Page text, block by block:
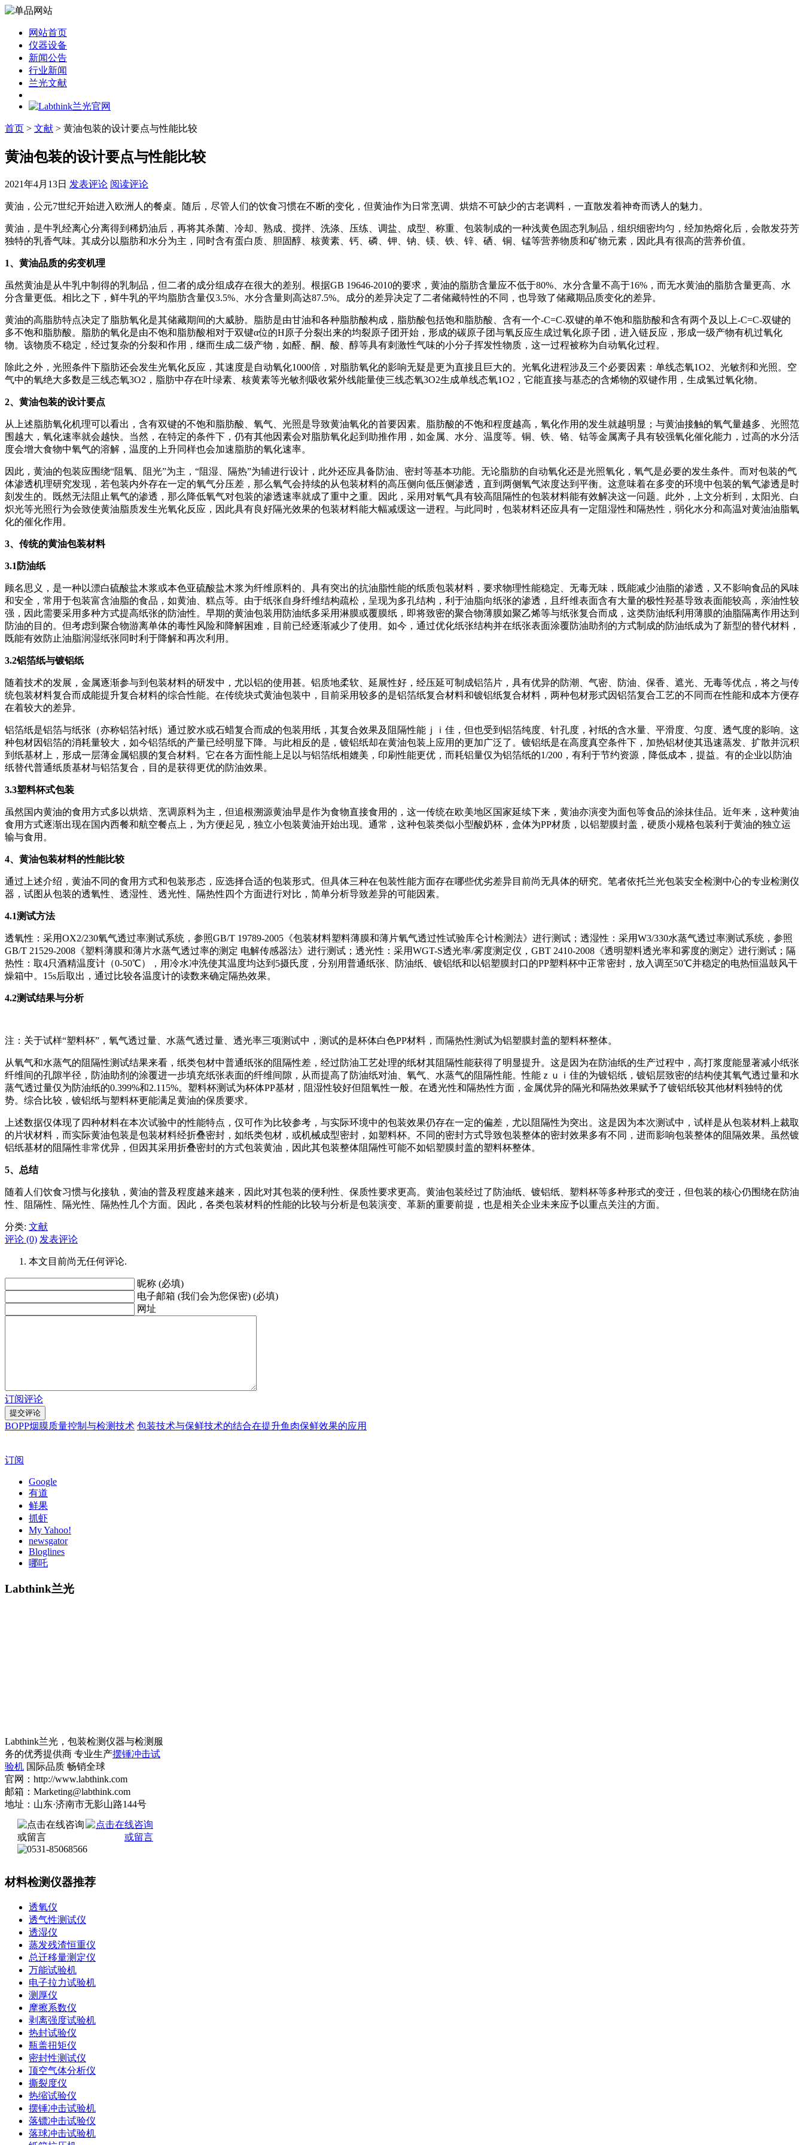
网站首页
仪器设备
新闻公告
行业新闻
兰光文献
首页 > 文献 > 黄油包装的设计要点与性能比较
黄油包装的设计要点与性能比较
2021年4月13日 发表评论 阅读评论
黄油，公元7世纪开始进入欧洲人的餐桌。随后，尽管人们的饮食习惯在不断的变化，但黄油作为日常烹调、烘焙不可缺少的古老调料，一直散发着神奇而诱人的魅力。
黄油，是牛乳经离心分离得到稀奶油后，再将其杀菌、冷却、熟成、搅拌、洗涤、压练、调盐、成型、称重、包装制成的一种浅黄色固态乳制品，组织细密均匀，经加热熔化后，会散发芬芳
独特的乳香气味。其成分以脂肪和水分为主，同时含有蛋白质、胆固醇、核黄素、钙、磷、钾、钠、镁、铁、锌、硒、铜、锰等营养物质和矿物元素，因此具有很高的营养价值。
1、黄油品质的劣变机理
虽然黄油是从牛乳中制得的乳制品，但二者的成分组成存在很大的差别。根据GB 19646-2010的要求，黄油的脂肪含量应不低于80%、水分含量不高于16%，而无水黄油的脂肪含量更高、水
分含量更低。相比之下，鲜牛乳的平均脂肪含量仅3.5%、水分含量则高达87.5%。成分的差异决定了二者储藏特性的不同，也导致了储藏期品质变化的差异。
黄油的高脂肪特点决定了脂肪氧化是其储藏期间的大威胁。脂肪是由甘油和各种脂肪酸构成，脂肪酸包括饱和脂肪酸、含有一个-C=C-双键的单不饱和脂肪酸和含有两个及以上-C=C-双键的
多不饱和脂肪酸。脂肪的氧化是由不饱和脂肪酸相对于双键α位的H原子分裂出来的均裂原子团开始，形成的碳原子团与氧反应生成过氧化原子团，进入链反应，形成一级产物有机过氧化
物。该物质不稳定，经过复杂的分裂和作用，继而生成二级产物，如醛、酮、酸、醇等具有刺激性气味的小分子挥发性物质，这一过程被称为自动氧化过程。
除此之外，光照条件下脂肪还会发生光氧化反应，其速度是自动氧化1000倍，对脂肪氧化的影响无疑是更为直接且巨大的。光氧化进程涉及三个必要因素：单线态氧1O2、光敏剂和光照。空
气中的氧绝大多数是三线态氧3O2，脂肪中存在叶绿素、核黄素等光敏剂吸收紫外线能量使三线态氧3O2生成单线态氧1O2，它能直接与基态的含烯物的双键作用，生成氢过氧化物。
2、黄油包装的设计要点
从上述脂肪氧化机理可以看出，含有双键的不饱和脂肪酸、氧气、光照是导致黄油氧化的首要因素。脂肪酸的不饱和程度越高，氧化作用的发生就越明显；与黄油接触的氧气量越多、光照范
围越大，氧化速率就会越快。当然，在特定的条件下，仍有其他因素会对脂肪氧化起到助推作用，如金属、水分、温度等。铜、铁、铬、钴等金属离子具有较强氧化催化能力，过高的水分活
度会增大食物中氧气的溶解，温度的上升同样也会加速脂肪的氧化速率。
因此，黄油的包装应围绕“阻氧、阻光”为主，“阻湿、隔热”为辅进行设计，此外还应具备防油、密封等基本功能。无论脂肪的自动氧化还是光照氧化，氧气是必要的发生条件。而对包装的气
体渗透机理研究发现，若包装内外存在一定的氧气分压差，那么氧气会持续的从包装材料的高压侧向低压侧渗透，直到两侧氧气浓度达到平衡。这意味着在多变的环境中包装的氧气渗透是时
刻发生的。既然无法阻止氧气的渗透，那么降低氧气对包装的渗透速率就成了重中之重。因此，采用对氧气具有较高阻隔性的包装材料能有效解决这一问题。此外，上文分析到，太阳光、白
炽光等光照行为会致使黄油脂质发生光氧化反应，因此具有良好隔光效果的包装材料能大幅减缓这一进程。与此同时，包装材料还应具有一定阻湿性和隔热性，弱化水分和高温对黄油油脂氧
化的催化作用。
3、传统的黄油包装材料
3.1 防油纸
顾名思义，是一种以漂白硫酸盐木浆或本色亚硫酸盐木浆为纤维原料的、具有突出的抗油脂性能的纸质包装材料，要求物理性能稳定、无毒无味，既能减少油脂的渗透，又不影响食品的风味
和安全，常用于包装富含油脂的食品，如黄油、糕点等。由于纸张自身纤维结构疏松，呈现为多孔结构，利于油脂向纸张的渗透，且纤维表面含有大量的极性羟基导致表面能较高，亲油性较
强，因此需要采用多种方式提高纸张的防油性。早期的黄油包装用防油纸多采用淋膜或覆膜纸，即将致密的聚合物薄膜如聚乙烯等与纸张复合而成，这类防油纸利用薄膜的油脂隔离作用达到
防油的目的。但考虑到聚合物游离单体的毒性风险和降解困难，目前已经逐渐减少了使用。如今，通过优化纸张结构并在纸张表面涂覆防油助剂的方式制成的防油纸成为了新型的替代材料，
既能有效防止油脂润湿纸张同时利于降解和再次利用。
3.2铝箔纸与镀铝纸
随着技术的发展，金属逐渐参与到包装材料的研发中，尤以铝的使用甚。铝质地柔软、延展性好，经压延可制成铝箔片，具有优异的防潮、气密、防油、保香、遮光、无毒等优点，将之与传
统包装材料复合而成能提升复合材料的综合性能。在传统块式黄油包装中，目前采用较多的是铝箔纸复合材料和镀铝纸复合材料，两种包材形式因铝箔复合工艺的不同而在性能和成本方便存
在着较大的差异。
铝箔纸是铝箔与纸张（亦称铝箔衬纸）通过胶水或石蜡复合而成的包装用纸，其复合效果及阻隔性能ｊｉ佳，但也受到铝箔纯度、针孔度，衬纸的含水量、平滑度、匀度、透气度的影响。这
种包材因铝箔的消耗量较大，如今铝箔纸的产量已经明显下降。与此相反的是，镀铝纸却在黄油包装上应用的更加广泛了。镀铝纸是在高度真空条件下，加热铝材使其迅速蒸发、扩散并沉积
到纸基材上，形成一层薄金属铝膜的复合材料。它在各方面性能上足以与铝箔纸相媲美，印刷性能更优，而耗铝量仅为铝箔纸的1/200，有利于节约资源，降低成本，提益。有的企业以防油
纸替代普通纸质基材与铝箔复合，目的是获得更优的防油效果。
3.3塑料杯式包装
虽然国内黄油的食用方式多以烘焙、烹调原料为主，但追根溯源黄油早是作为食物直接食用的，这一传统在欧美地区国家延续下来，黄油亦演变为面包等食品的涂抹佳品。近年来，这种黄油
食用方式逐渐出现在国内西餐和航空餐点上，为方便起见，独立小包装黄油开始出现。通常，这种包装类似小型酸奶杯，盒体为PP材质，以铝塑膜封盖，硬质小规格包装利于黄油的独立运
输与食用。
4、黄油包装材料的性能比较
通过上述介绍，黄油不同的食用方式和包装形态，应选择合适的包装形式。但具体三种在包装性能方面存在哪些优劣差异目前尚无具体的研究。笔者依托兰光包装安全检测中心的专业检测仪
器，试图从包装的透氧性、透湿性、透光性、隔热性四个方面进行对比，简单分析导致差异的可能因素。
4.1测试方法
透氧性：采用OX2/230氧气透过率测试系统，参照GB/T 19789-2005《包装材料塑料薄膜和薄片氧气透过性试验库仑计检测法》进行测试；透湿性：采用W3/330水蒸气透过率测试系统，参照
GB/T 21529-2008《塑料薄膜和薄片水蒸气透过率的测定 电解传感器法》进行测试；透光性：采用WGT-S透光率/雾度测定仪，GBT 2410-2008《透明塑料透光率和雾度的测定》进行测试；隔
热性：取4只酒精温度计（0-50℃），用冷水冲洗使其温度均达到5摄氏度，分别用普通纸张、防油纸、镀铝纸和以铝塑膜封口的PP塑料杯中正常密封，放入调至50℃并稳定的电热恒温鼓风干
燥箱中。15s后取出，通过比较各温度计的读数来确定隔热效果。
4.2测试结果与分析
注：关于试样“塑料杯”，氧气透过量、水蒸气透过量、透光率三项测试中，测试的是杯体白色PP材料，而隔热性测试为铝塑膜封盖的塑料杯整体。
从氧气和水蒸气的阻隔性测试结果来看，纸类包材中普通纸张的阻隔性差，经过防油工艺处理的纸材其阻隔性能获得了明显提升。这是因为在防油纸的生产过程中，高打浆度能显著减小纸张
纤维间的孔隙半径，防油助剂的涂覆进一步填充纸张表面的纤维间隙，从而提高了防油纸对油、氧气、水蒸气的阻隔性能。性能ｚｕｉ佳的为镀铝纸，镀铝层致密的结构使其氧气透过量和水
蒸气透过量仅为防油纸的0.399%和2.115%。塑料杯测试为杯体PP基材，阻湿性较好但阻氧性一般。在透光性和隔热性方面，金属优异的隔光和隔热效果赋予了镀铝纸较其他材料独特的优
势。综合比较，镀铝纸与塑料杯更能满足黄油的保质要求。
上述数据仅体现了四种材料在本次试验中的性能特点，仅可作为比较参考，与实际环境中的包装效果仍存在一定的偏差，尤以阻隔性为突出。这是因为本次测试中，试样是从包装材料上裁取
的片状材料，而实际黄油包装是包装材料经折叠密封，如纸类包材，或机械成型密封，如塑料杯。不同的密封方式导致包装整体的密封效果多有不同，进而影响包装整体的阻隔效果。虽然镀
铝纸基材的阻隔性非常优异，但因其采用折叠密封的方式包装黄油，因此其包装整体阻隔性可能不如铝塑膜封盖的塑料杯整体。
5、总结
随着人们饮食习惯与化接轨，黄油的普及程度越来越来，因此对其包装的便利性、保质性要求更高。黄油包装经过了防油纸、镀铝纸、塑料杯等多种形式的变迁，但包装的核心仍围绕在防油
性、阻隔性、隔光性、隔热性几个方面。因此，各类包装材料的性能的比较与分析是包装演变、革新的重要前提，也是相关企业未来应予以重点关注的方面。
分类: 文献
评论 (0) 发表评论
本文目前尚无任何评论.
昵称 (必填)
电子邮箱 (我们会为您保密) (必填)
网址
订阅评论
BOPP烟膜质量控制与检测技术 包装技术与保鲜技术的结合在提升鱼肉保鲜效果的应用
订阅
Google
有道
鲜果
抓虾
My Yahoo!
newsgator
Bloglines
哪吒
Labthink兰光
Labthink兰光，包装检测仪器与检测服
务的优秀提供商 专业生产摆锤冲击试
验机 国际品质 畅销全球
官网：http://www.labthink.com
邮箱：Marketing@labthink.com
地址：山东·济南市无影山路144号
材料检测仪器推荐
透氧仪
透气性测试仪
透湿仪
蒸发残渣恒重仪
总迁移量测定仪
万能试验机
电子拉力试验机
测厚仪
摩擦系数仪
剥离强度试验机
热封试验仪
瓶盖扭矩仪
密封性测试仪
顶空气体分析仪
撕裂度仪
热缩试验仪
摆锤冲击试验机
落镖冲击试验仪
落球冲击试验机